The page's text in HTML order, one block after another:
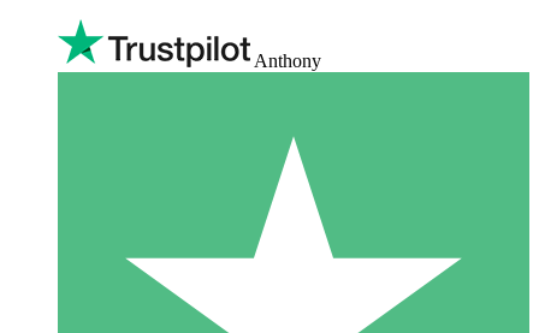
Anthony